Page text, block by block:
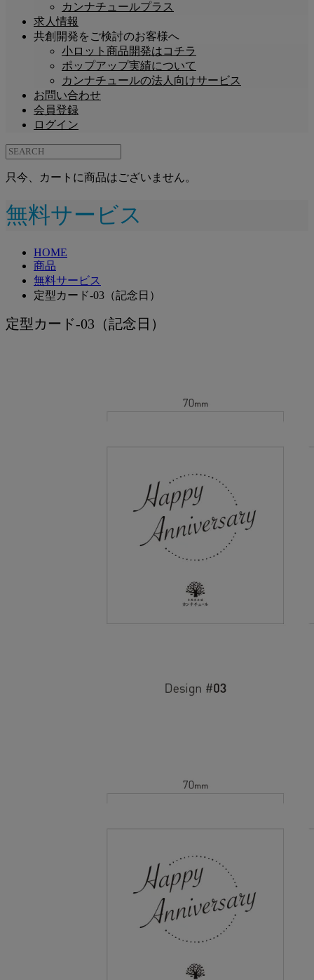
カンナチュールプラス
求人情報
共創開発をご検討のお客様へ
小ロット商品開発はコチラ
ポップアップ実績について
カンナチュールの法人向けサービス
お問い合わせ
会員登録
ログイン
只今、カートに商品はございません。
無料サービス
HOME
商品
無料サービス
定型カード-03（記念日）
定型カード-03（記念日）